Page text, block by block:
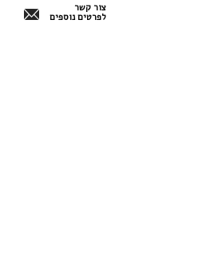
צור קשר
לפרטים נוספים